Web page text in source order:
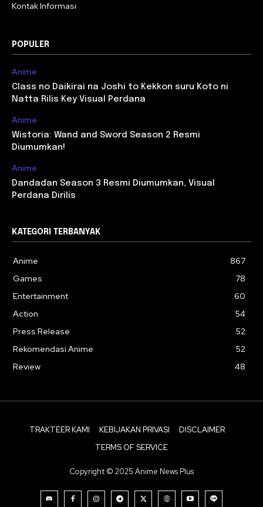
Kontak Informasi
POPULER
Anime
Class no Daikirai na Joshi to Kekkon suru Koto ni
Natta Rilis Key Visual Perdana
Anime
Wistoria: Wand and Sword Season 2 Resmi
Diumumkan!
Anime
Dandadan Season 3 Resmi Diumumkan, Visual
Perdana Dirilis
KATEGORI TERBANYAK
Anime
867
Games
78
Entertainment
60
Action
54
Press Release
52
Rekomendasi Anime
52
Review
48
TRAKTEER KAMI KEBIJAKAN PRIVASI
DISCLAIMER
TERMS OF SERVICE
Copyright © 2025 Anime News Plus